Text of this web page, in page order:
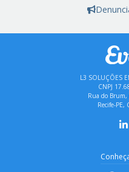
L3 SOLUÇÕES
CNPJ
Rua do Brum,
Recife-PE,